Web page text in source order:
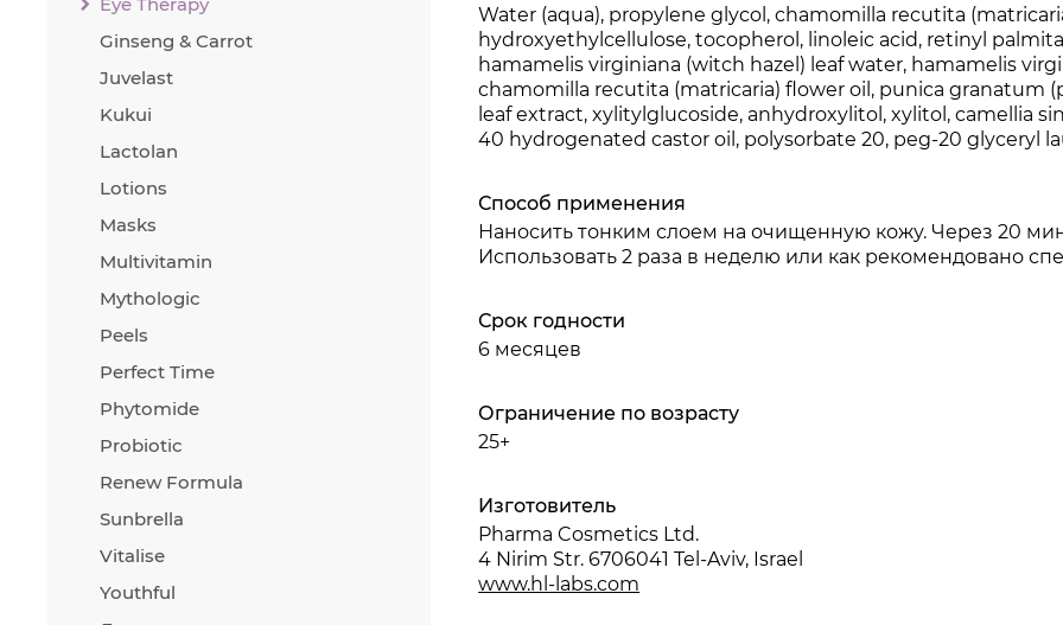
Ginseng & Carrot
Juvelast
Kukui
Lactolan
Lotions
Masks
Multivitamin
Mythologic
Peels
Perfect Time
Phytomide
Probiotic
Renew Formula
Sunbrella
Vitalise
Youthful
Water (aqua), propylene glycol, chamomilla recutita
hydroxyethylcellulose, tocopherol, linoleic acid, retinyl
hamamelis virginiana (witch hazel) leaf water, hamamelis
chamomilla recutita (matricaria) flower oil, punica granatum
leaf extract, xylitylglucoside, anhydroxylitol, xylitol, camellia
40 hydrogenated castor oil, polysorbate 20, peg-20 glyceryl
Способ применения
Наносить тонким слоем на очищенную кожу. Через 20
Использовать 2 раза в неделю или как рекомендовано
Срок годности
6 месяцев
Ограничение по возрасту
25+
Изготовитель
Pharma Cosmetics Ltd.
4 Nirim Str. 6706041 Tel-Aviv, Israel
www.hl-labs.com